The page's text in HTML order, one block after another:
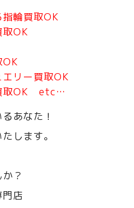
指輪買取OK
取OK
OK
エリー買取OK
買取OK etc…
あなた！
します。
？
店